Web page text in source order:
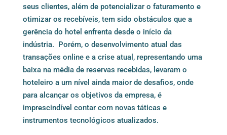
seus clientes, além de potencializar o faturamento e
otimizar os recebíveis, tem sido obstáculos que a
gerência do hotel enfrenta desde o início da
indústria. Porém, o desenvolvimento atual das
transações online e a crise atual, representando uma
baixa na média de reservas recebidas, levaram o
hoteleiro a um nível ainda maior de desafios, onde
para alcançar os objetivos da empresa, é
imprescindível contar com novas táticas e
instrumentos tecnológicos atualizados.